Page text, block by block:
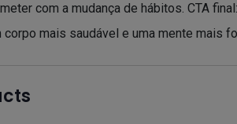
com a mudança de hábitos. CTA
mais saudável e uma mente mais